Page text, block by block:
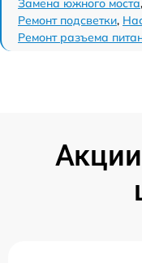
Замена южного моста,
Ремонт подсветки,
Ремонт разъема